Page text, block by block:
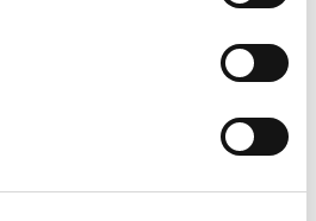
de prognatismo, puede